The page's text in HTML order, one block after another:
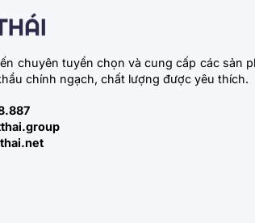
chuyên tuyển chọn và cung cấp các sản
chính ngạch, chất lượng được yêu thích.